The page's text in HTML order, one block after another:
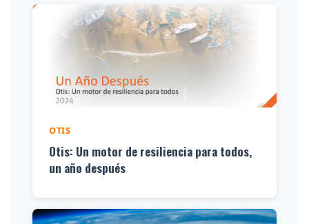
OTIS
Otis: Un motor de resiliencia para todos,
un año después